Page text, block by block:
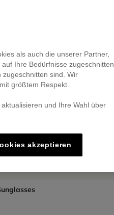
als auch die unserer Partner,
Ihre Bedürfnisse zugeschnitten
sind. Wir
größtem Respekt.
und Ihre Wahl über
akzeptieren